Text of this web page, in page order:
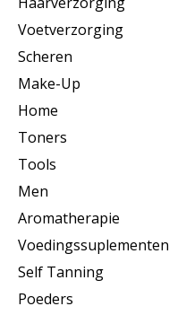
Voetverzorging
Scheren
Make-Up
Home
Toners
Tools
Men
Aromatherapie
Voedingssuplementen
Self Tanning
Poeders